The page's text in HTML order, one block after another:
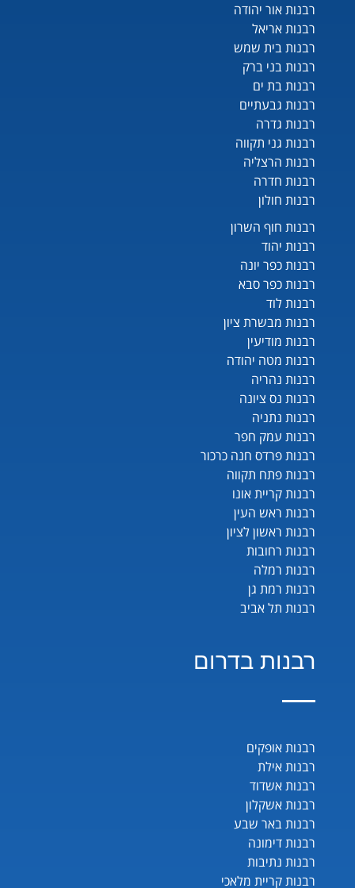
רבנות אור יהודה
רבנות אריאל
רבנות בית שמש
רבנות בני ברק
רבנות בת ים
רבנות גבעתיים
רבנות גדרה
רבנות גני תקווה
רבנות הרצליה
רבנות חדרה
רבנות חולון
רבנות חוף השרון
רבנות יהוד
רבנות כפר יונה
רבנות כפר סבא
רבנות לוד
רבנות מבשרת ציון
רבנות מודיעין
רבנות מטה יהודה
רבנות נהריה
רבנות נס ציונה
רבנות נתניה
רבנות עמק חפר
רבנות פרדס חנה כרכור
רבנות פתח תקווה
רבנות קריית אונו
רבנות ראש העין
רבנות ראשון לציון
רבנות רחובות
רבנות רמלה
רבנות רמת גן
רבנות תל אביב
רבנות בדרום
רבנות אופקים
רבנות אילת
רבנות אשדוד
רבנות אשקלון
רבנות באר שבע
רבנות דימונה
רבנות נתיבות
רבנות קריית מלאכי